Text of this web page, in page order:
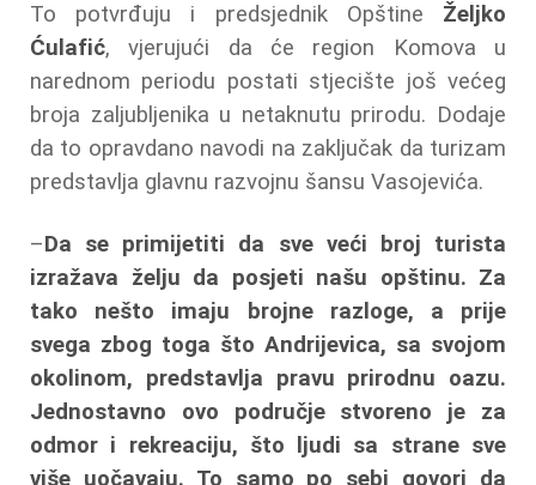
To potvrđuju i predsjednik Opštine Željko
Ćulafić, vjerujući da će region Komova u
narednom periodu postati stjecište još većeg
broja zaljubljenika u netaknutu prirodu. Dodaje
da to opravdano navodi na zaključak da turizam
predstavlja glavnu razvojnu šansu Vasojevića.
–Da se primijetiti da sve veći broj turista
izražava želju da posjeti našu opštinu. Za
tako nešto imaju brojne razloge, a prije
svega zbog toga što Andrijevica, sa svojom
okolinom, predstavlja pravu prirodnu oazu.
Jednostavno ovo područje stvoreno je za
odmor i rekreaciju, što ljudi sa strane sve
više uočavaju. To samo po sebi govori da